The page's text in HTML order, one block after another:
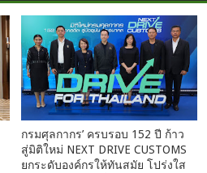
กรมศุลกากร’ ครบรอบ 152 ปี ก้าว
สู่มิติใหม่ NEXT DRIVE CUSTOMS
ยกระดับองค์กรให้ทันสมัย โปร่งใส